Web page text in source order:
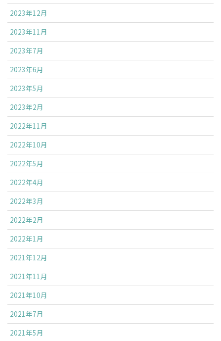
2023年12月
2023年11月
2023年7月
2023年6月
2023年5月
2023年2月
2022年11月
2022年10月
2022年5月
2022年4月
2022年3月
2022年2月
2022年1月
2021年12月
2021年11月
2021年10月
2021年7月
2021年5月